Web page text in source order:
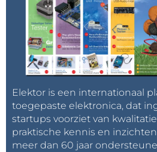
Elektor is een internationaal
toegepaste elektronica, dat
startups voorziet van
praktische kennis en
meer dan 60 jaar